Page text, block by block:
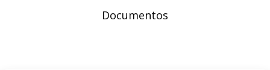
Documentos